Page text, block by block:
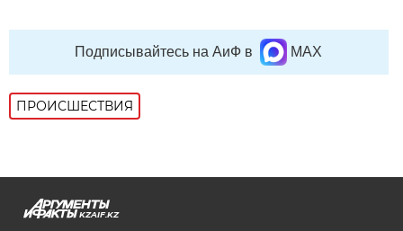
Подписывайтесь на АиФ в MAX
ПРОИСШЕСТВИЯ
KZAIF.KZ